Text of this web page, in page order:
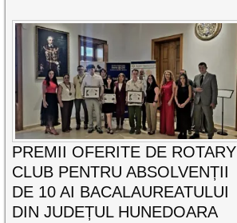
PREMII OFERITE DE ROTARY
CLUB PENTRU ABSOLVENȚII
DE 10 AI BACALAUREATULUI
DIN JUDEȚUL HUNEDOARA